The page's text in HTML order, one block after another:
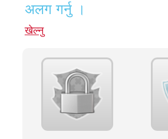
अलग गर्नु ।
खेल्नु